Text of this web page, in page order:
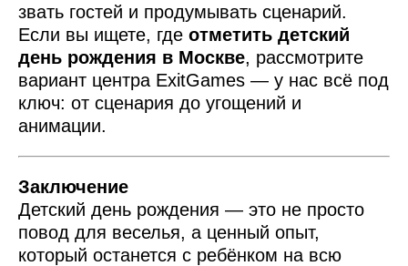
звать гостей и продумывать сценарий.
Если вы ищете, где отметить детский
день рождения в Москве, рассмотрите
вариант центра ExitGames — у нас всё под
ключ: от сценария до угощений и
анимации.
Заключение
Детский день рождения — это не просто
повод для веселья, а ценный опыт,
который останется с ребёнком на всю